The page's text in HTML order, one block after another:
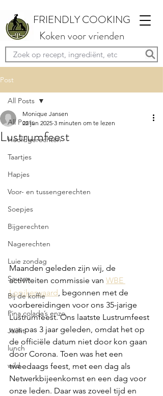
FRIENDLY COOKING
Koken voor vrienden
Post
All Posts
Hoofdgerechten
Taartjes
Hapjes
Voor- en tussengerechten
Soepjes
Bijgerechten
Nagerechten
Luie zondag
Sauzen
Bij de koffie
Pina colada’s enzo
Jacht
lunch
wild
All Posts
Lustrumfeest
Monique Jansen
22 jun 2025 3 minuten om te lezen
Maanden geleden zijn wij, de
activiteiten commissie van WBE
Lopikerwaard, begonnen met de
voorbereidingen voor ons 35-jarige
Lustrumfeest. Ons laatste Lustrumfeest
was pas 3 jaar geleden, omdat het op
de officiële datum niet door kon gaan
door Corona. Toen was het een
tweedaags feest, met een dag als
Netwerkbijeenkomst en een dag voor
onze leden. Daar was zoveel tijd en